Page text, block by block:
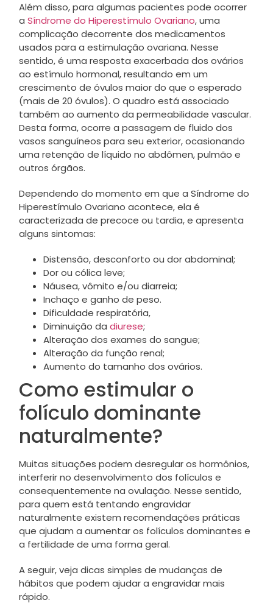
Além disso, para algumas pacientes pode ocorrer
a Síndrome do Hiperestímulo Ovariano, uma
complicação decorrente dos medicamentos
usados para a estimulação ovariana. Nesse
sentido, é uma resposta exacerbada dos ovários
ao estímulo hormonal, resultando em um
crescimento de óvulos maior do que o esperado
(mais de 20 óvulos). O quadro está associado
também ao aumento da permeabilidade vascular.
Desta forma, ocorre a passagem de fluido dos
vasos sanguíneos para seu exterior, ocasionando
uma retenção de líquido no abdômen, pulmão e
outros órgãos.
Dependendo do momento em que a Síndrome do
Hiperestímulo Ovariano acontece, ela é
caracterizada de precoce ou tardia, e apresenta
alguns sintomas:
Distensão, desconforto ou dor abdominal;
Dor ou cólica leve;
Náusea, vômito e/ou diarreia;
Inchaço e ganho de peso.
Dificuldade respiratória,
Diminuição da diurese;
Alteração dos exames do sangue;
Alteração da função renal;
Aumento do tamanho dos ovários.
Como estimular o
folículo dominante
naturalmente?
Muitas situações podem desregular os hormônios,
interferir no desenvolvimento dos folículos e
consequentemente na ovulação. Nesse sentido,
para quem está tentando engravidar
naturalmente existem recomendações práticas
que ajudam a aumentar os folículos dominantes e
a fertilidade de uma forma geral.
A seguir, veja dicas simples de mudanças de
hábitos que podem ajudar a engravidar mais
rápido.